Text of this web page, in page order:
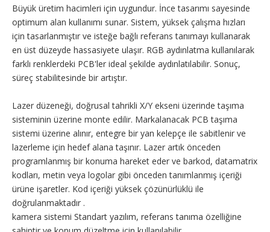
Büyük üretim hacimleri için uygundur. İnce tasarımı sayesinde
optimum alan kullanımı sunar. Sistem, yüksek çalışma hızları
için tasarlanmıştır ve isteğe bağlı referans tanımayı kullanarak
en üst düzeyde hassasiyete ulaşır. RGB aydınlatma kullanılarak
farklı renklerdeki PCB'ler ideal şekilde aydınlatılabilir. Sonuç,
süreç stabilitesinde bir artıştır.
Lazer düzeneği, doğrusal tahrikli X/Y ekseni üzerinde taşıma
sisteminin üzerine monte edilir. Markalanacak PCB taşıma
sistemi üzerine alınır, entegre bir yan kelepçe ile sabitlenir ve
lazerleme için hedef alana taşınır. Lazer artık önceden
programlanmış bir konuma hareket eder ve barkod, datamatrix
kodları, metin veya logolar gibi önceden tanımlanmış içeriği
ürüne işaretler. Kod içeriği yüksek çözünürlüklü ile
doğrulanmaktadır .
kamera sistemi Standart yazılım, referans tanıma özelliğine